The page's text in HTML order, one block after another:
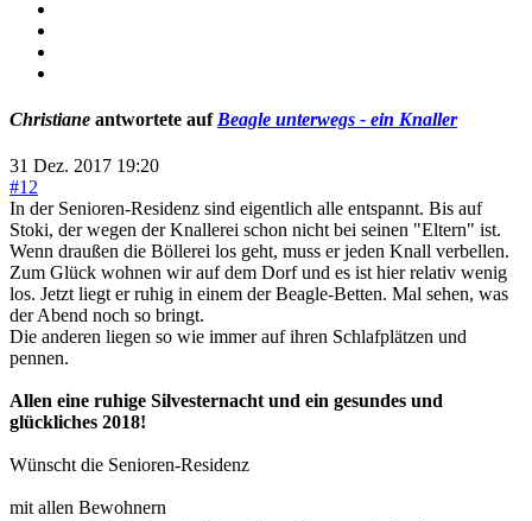
Christiane antwortete auf Beagle unterwegs - ein Knaller
31 Dez. 2017 19:20
#12
In der Senioren-Residenz sind eigentlich alle entspannt. Bis auf
Stoki, der wegen der Knallerei schon nicht bei seinen "Eltern" ist.
Wenn draußen die Böllerei los geht, muss er jeden Knall verbellen.
Zum Glück wohnen wir auf dem Dorf und es ist hier relativ wenig
los. Jetzt liegt er ruhig in einem der Beagle-Betten. Mal sehen, was
der Abend noch so bringt.
Die anderen liegen so wie immer auf ihren Schlafplätzen und
pennen.
Allen eine ruhige Silvesternacht und ein gesundes und
glückliches 2018!
Wünscht die Senioren-Residenz
mit allen Bewohnern